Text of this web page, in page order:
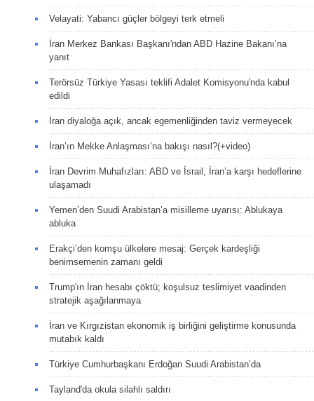
Velayati: Yabancı güçler bölgeyi terk etmeli
İran Merkez Bankası Başkanı'ndan ABD Hazine Bakanı’na
yanıt
Terörsüz Türkiye Yasası teklifi Adalet Komisyonu'nda kabul
edildi
İran diyaloğa açık, ancak egemenliğinden taviz vermeyecek
İran’ın Mekke Anlaşması’na bakışı nasıl?(+video)
İran Devrim Muhafızları: ABD ve İsrail, İran’a karşı hedeflerine
ulaşamadı
Yemen’den Suudi Arabistan’a misilleme uyarısı: Ablukaya
abluka
Erakçi’den komşu ülkelere mesaj: Gerçek kardeşliği
benimsemenin zamanı geldi
Trump'ın İran hesabı çöktü; koşulsuz teslimiyet vaadinden
stratejik aşağılanmaya
İran ve Kırgızistan ekonomik iş birliğini geliştirme konusunda
mutabık kaldı
Türkiye Cumhurbaşkanı Erdoğan Suudi Arabistan’da
Tayland'da okula silahlı saldırı